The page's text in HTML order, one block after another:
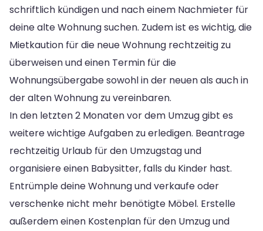
schriftlich kündigen und nach einem Nachmieter für
deine alte Wohnung suchen. Zudem ist es wichtig, die
Mietkaution für die neue Wohnung rechtzeitig zu
überweisen und einen Termin für die
Wohnungsübergabe sowohl in der neuen als auch in
der alten Wohnung zu vereinbaren.
In den letzten 2 Monaten vor dem Umzug gibt es
weitere wichtige Aufgaben zu erledigen. Beantrage
rechtzeitig Urlaub für den Umzugstag und
organisiere einen Babysitter, falls du Kinder hast.
Entrümple deine Wohnung und verkaufe oder
verschenke nicht mehr benötigte Möbel. Erstelle
außerdem einen Kostenplan für den Umzug und